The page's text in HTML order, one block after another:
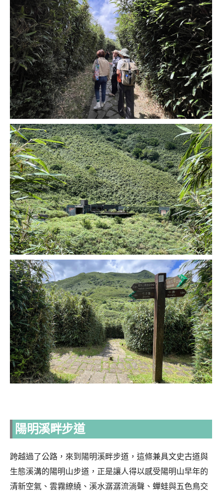
陽明溪畔步道
跨越過了公路，來到陽明溪畔步道，這條兼具文史古道與
生態溪溝的陽明山步道，正是讓人得以感受陽明山早年的
清新空氣、雲霧繚繞、溪水潺潺流淌聲、蟬蛙與五色鳥交